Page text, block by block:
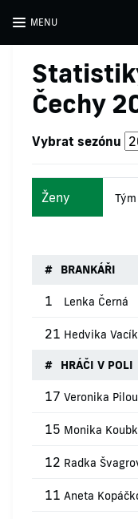
MENU
Čechy
Vybrat sezónu
Ženy Tým
# BRANKÁŘI
1 Lenka Černá
21 Hedvika
# HRÁČI V POLI
17 Veronika
15 Monika
12 Radka
11 Aneta